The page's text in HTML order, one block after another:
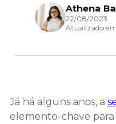
Athena
22/08/2023
Atualizado
Já há alguns anos, a
elemento-chave